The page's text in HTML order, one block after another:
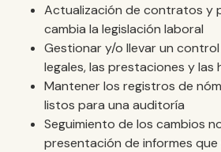
Actualización de contratos y
cambia la legislación laboral
Gestionar y/o llevar un
legales, las prestaciones y las
Mantener los registros de
listos para una auditoría
Seguimiento de los cambios
presentación de informes que